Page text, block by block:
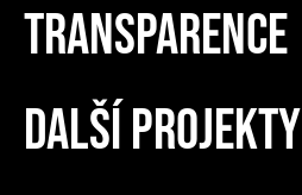
TRANSPARENCE
DALŠÍ PROJEKTY